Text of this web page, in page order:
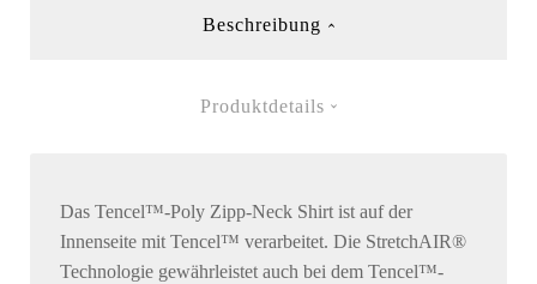
Beschreibung
Produktdetails
Das Tencel™-Poly Zipp-Neck Shirt ist auf der
Innenseite mit Tencel™ verarbeitet. Die StretchAIR®
Technologie gewährleistet auch bei dem Tencel™-